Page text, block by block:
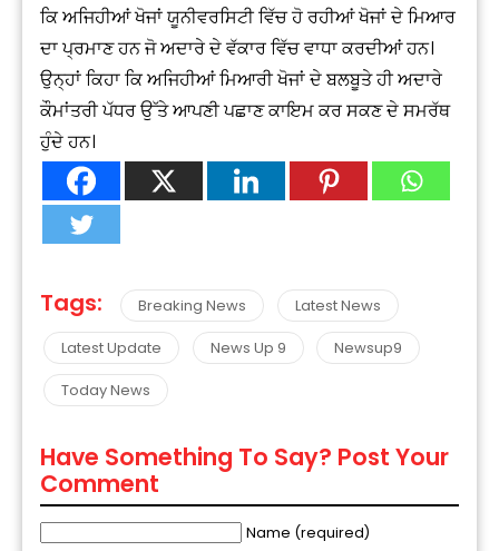
ਕਿ ਅਜਿਹੀਆਂ ਖੋਜਾਂ ਯੂਨੀਵਰਸਿਟੀ ਵਿੱਚ ਹੋ ਰਹੀਆਂ ਖੋਜਾਂ ਦੇ ਮਿਆਰ
ਦਾ ਪ੍ਰਮਾਣ ਹਨ ਜੋ ਅਦਾਰੇ ਦੇ ਵੱਕਾਰ ਵਿੱਚ ਵਾਧਾ ਕਰਦੀਆਂ ਹਨ।
ਉਨ੍ਹਾਂ ਕਿਹਾ ਕਿ ਅਜਿਹੀਆਂ ਮਿਆਰੀ ਖੋਜਾਂ ਦੇ ਬਲਬੂਤੇ ਹੀ ਅਦਾਰੇ
ਕੌਮਾਂਤਰੀ ਪੱਧਰ ਉੱਤੇ ਆਪਣੀ ਪਛਾਣ ਕਾਇਮ ਕਰ ਸਕਣ ਦੇ ਸਮਰੱਥ
ਹੁੰਦੇ ਹਨ।
Tags: Breaking News
Latest News
Latest Update
News Up 9
Newsup9
Today News
Have Something To Say? Post Your
Comment
Name (required)